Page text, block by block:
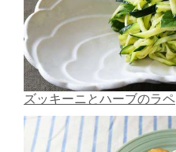
ズッキーニとハーブのラペ